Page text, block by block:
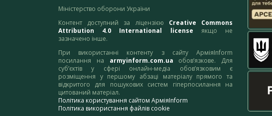
Міністерство оборони України
Контент доступний за ліцензією Creative Commons
Attribution 4.0 International license якщо не
зазначено інше.
При використанні контенту з сайту АрміяInform
посилання на armyinform.com.ua обов’язкове. Для
суб’єктів у сфері онлайн-медіа обов’язковим є
розміщення у першому абзаці матеріалу прямого та
відкритого для пошукових систем гіперпосилання на
цитований матеріал.
Політика користування сайтом АрміяInform
Політика використання файлів cookie